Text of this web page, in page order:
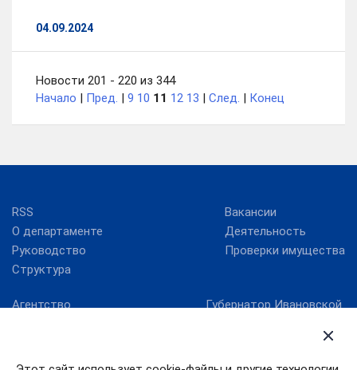
04.09.2024
Новости 201 - 220 из 344
Начало | Пред. | 9 10 11 12 13 | След. | Конец
RSS
О департаменте
Руководство
Структура
Вакансии
Деятельность
Проверки имущества
Агентство
Губернатор Ивановской
Ивановская областная